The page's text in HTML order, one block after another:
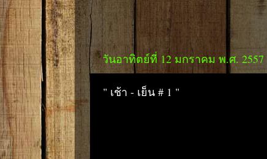
วันอาทิตย์ที่ 12 มกราคม พ.ศ. 2557
" เช้า - เย็น # 1 "